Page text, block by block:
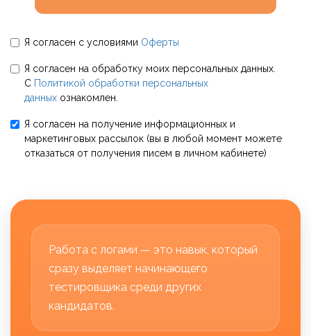
Я согласен с условиями Оферты
Я согласен на обработку моих персональных данных.
С Политикой обработки персональных
данных ознакомлен.
Я согласен на получение информационных и
маркетинговых рассылок (вы в любой момент можете
отказаться от получения писем в личном кабинете)
Работа с логами — это навык, который
сразу выделяет начинающего
тестировщика среди других
кандидатов.